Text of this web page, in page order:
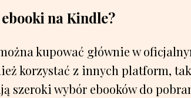
na Kindle?
kupować głównie w
korzystać z innych platform,
szeroki wybór ebooków do